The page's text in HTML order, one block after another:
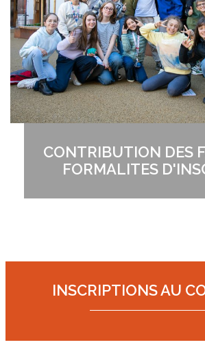
CONTRIBUTION DES
FORMALITES
INSCRIPTIONS AU